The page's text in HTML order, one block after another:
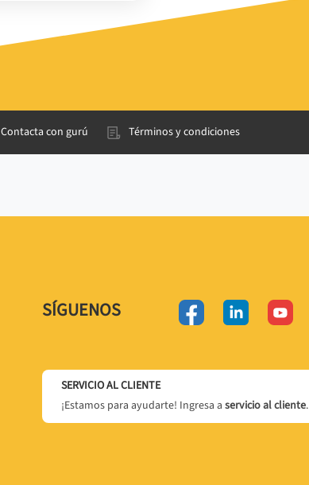
Contacta con gurú Términos y condiciones
SÍGUENOS
SERVICIO AL CLIENTE
¡Estamos para ayudarte! Ingresa a servicio al cliente.